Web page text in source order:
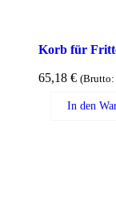
Korb für
65,18 € (Brutto:
In den